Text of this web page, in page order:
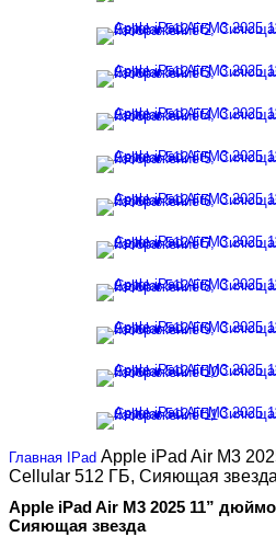
Главная IPad Apple iPad Air M3
Cellular 512 ГБ, Сияющая звезда
Apple iPad Air M3 2025 11”
Сияющая звезда